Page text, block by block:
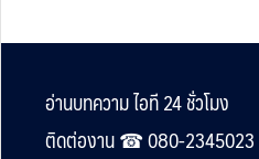
Footer
อ่านบทความ ไอที 24 ชั่วโมง
ติดต่องาน ☎︎ 080-2345023